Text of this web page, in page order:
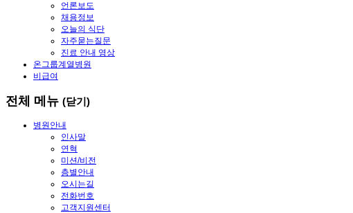
언론보도
채용정보
오늘의 식단
자주묻는질문
진료 안내 영상
온그룹계열병원
비급여
전체 메뉴 (닫기)
병원안내
인사말
연혁
미션/비전
층별안내
오시는길
전화번호
고객지원센터